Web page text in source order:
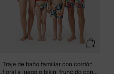
Traje de baño familiar con cordón
floral a juego o bikini fruncido con